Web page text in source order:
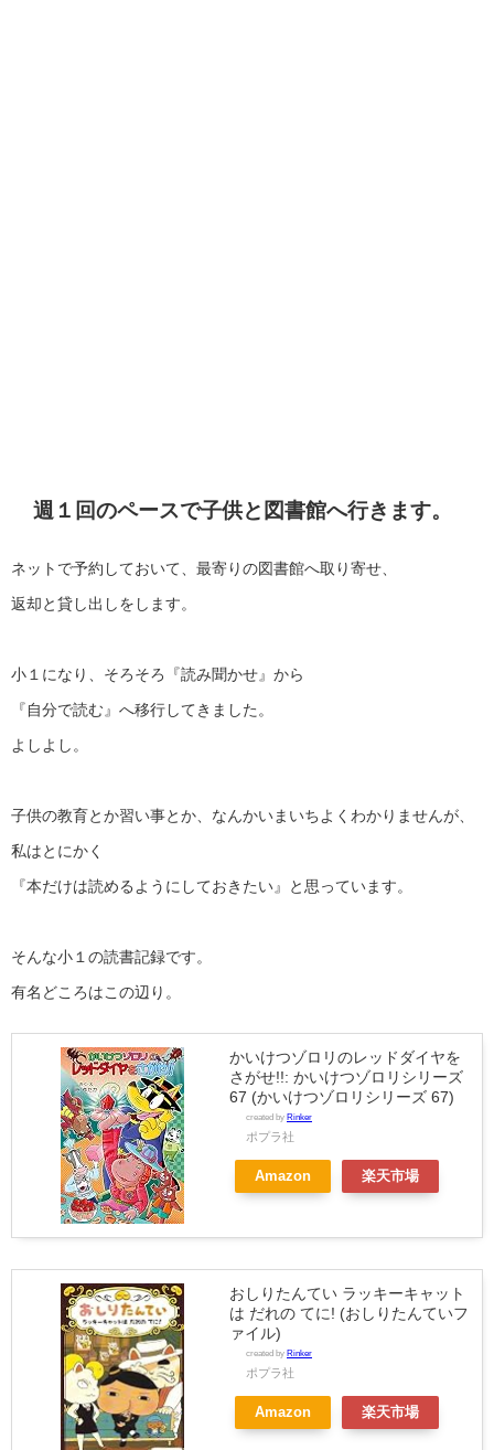
週１回のペースで子供と図書館へ行きます。
ネットで予約しておいて、最寄りの図書館へ取り寄せ、
返却と貸し出しをします。
小１になり、そろそろ『読み聞かせ』から
『自分で読む』へ移行してきました。
よしよし。
子供の教育とか習い事とか、なんかいまいちよくわかりませんが、
私はとにかく
『本だけは読めるようにしておきたい』と思っています。
そんな小１の読書記録です。
有名どころはこの辺り。
かいけつゾロリのレッドダイヤを
さがせ!!: かいけつゾロリシリーズ
67 (かいけつゾロリシリーズ 67)
created by Rinker
ポプラ社
Amazon 楽天市場
おしりたんてい ラッキーキャット
は だれの てに! (おしりたんていフ
ァイル)
created by Rinker
ポプラ社
Amazon 楽天市場